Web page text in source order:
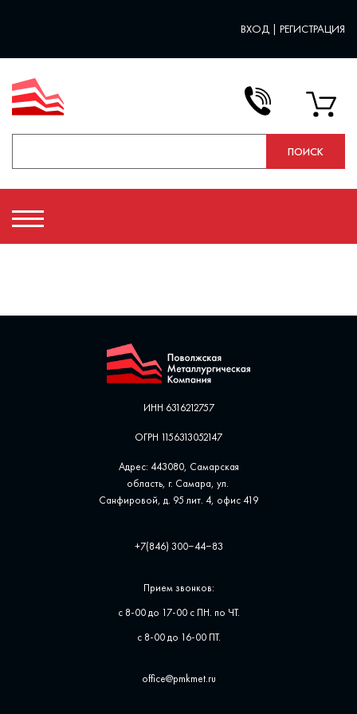
ВХОД | РЕГИСТРАЦИЯ
ИНН 6316212757
ОГРН 1156313052147
Адрес: 443080, Самарская
область, г. Самара, ул. ​
Санфировой, д. 95 лит. 4, офис ​419
+7(846) 300‒44‒83
Прием звонков:
с 8-00 до 17-00 с ПН. по ЧТ.
с 8-00 до 16-00 ПТ.
office@pmkmet.ru